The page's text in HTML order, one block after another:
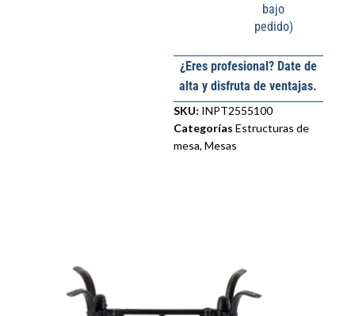
bajo
pedido)
¿Eres profesional? Date de
alta y disfruta de ventajas.
SKU: INPT2555100
Categorías Estructuras de
mesa, Mesas